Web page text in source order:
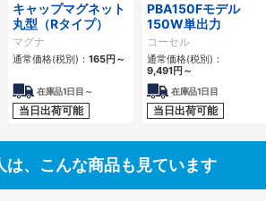
キャップマグネット
丸型（Rタイプ）
マグナ
通常価格(税別)： 165円 ～
在庫品1日目～
当日出荷可能
PBA150Fモデル
150W単出力
コーセル
通常価格(税別)：
9,491円 ～
在庫品1日目
当日出荷可能
は、こんな商品も見ています